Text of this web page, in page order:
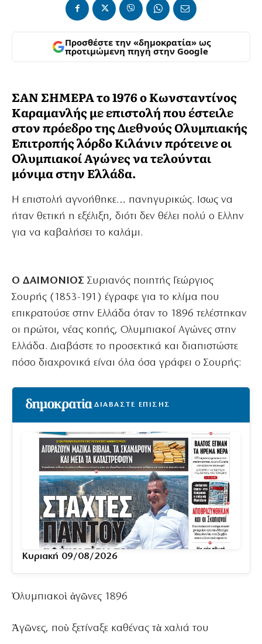
Προσθέστε την «δημοκρατία» ως
προτιμώμενη πηγή στην Google
ΣΑΝ ΣΗΜΕΡΑτο 1976 ο Κωνσταντίνος
Καραμανλής με επιστολή που έστειλε
στον πρόεδρο της Διεθνούς Ολυμπιακής
Επιτροπής λόρδο Κιλάνιν πρότεινε οι
Ολυμπιακοί Αγώνες να τελούνται
μόνιμα στην Ελλάδα.
Η επιστολή αγνοήθηκε… πανηγυρικώς. Ισως να
ήταν θετική η εξέλιξη, διότι δεν θέλει πολύ ο Ελλην
για να καβαλήσει το καλάμι.
Ο ΔΑΙΜΟΝΙΟΣ Συριανός ποιητής Γεώργιος
Σουρής (1853-191) έγραφε για το κλίμα που
επικρατούσε στην Ελλάδα όταν το 1896 τελέστηκαν
οι πρώτοι, νέας κοπής, Ολυμπιακοί Αγώνες στην
Ελλάδα. Διαβάστε το προσεκτικά και διαπιστώστε
πόσο διαχρονικά είναι όλα όσα γράφει ο Σουρής:
ΔΙΑΒΑΣΤΕ ΕΠΙΣΗΣ
Κυριακή 09/08/2026
Ὀλυμπιακοὶ ἀγῶνες 1896
Ἀγῶνες, ποὺ ξετίναξε καθένας τὰ χαλιά του